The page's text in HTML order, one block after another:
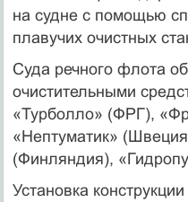
на судне с помощью
плавучих очистных
Суда речного флота
очистительными
«Турболло» (ФРГ),
«Нептуматик»
(Финляндия),
Установка